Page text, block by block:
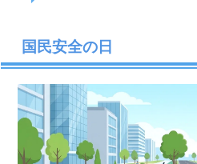
国民安全の日